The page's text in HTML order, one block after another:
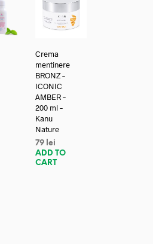
Crema
mentinere
BRONZ –
ICONIC
AMBER –
200 ml –
Kanu
Nature
79 lei
ADD TO
CART